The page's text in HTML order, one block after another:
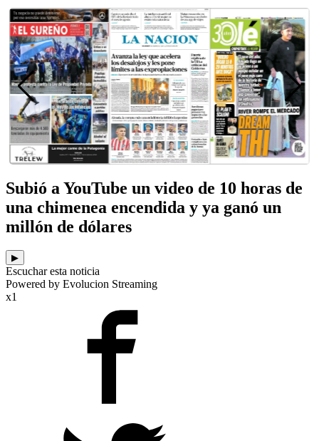
Subió a YouTube un video de 10 horas de
una chimenea encendida y ya ganó un
millón de dólares
▶
Escuchar esta noticia
Powered by Evolucion Streaming
x1